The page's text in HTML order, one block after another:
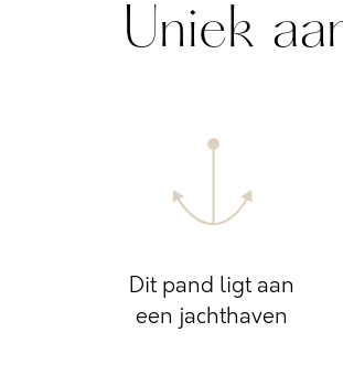
Uniek
Dit pand ligt aan
een jachthaven